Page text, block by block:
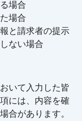
場合
場合
と請求者の提示
ない場合
いて入力した皆
には、内容を確
合があります。